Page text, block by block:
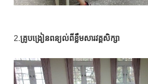
2.គ្រូបង្រៀនពន្យល់ពីខ្លឹមសារវគ្គសិក្សា